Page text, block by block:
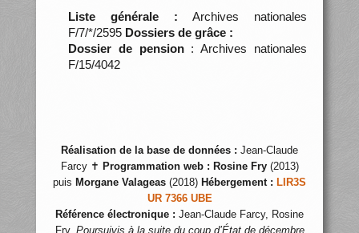
Liste générale : Archives nationales
F/7/*/2595 Dossiers de grâce :
Dossier de pension: Archives nationales
F/15/4042
Réalisation de la base de données : Jean-Claude
Farcy ✝ Programmation web : Rosine Fry(2013)
puis Morgane Valageas (2018) Hébergement : LIR3S
UR 7366 UBE
Référence électronique : Jean-Claude Farcy, Rosine
Fry, Poursuivis à la suite du coup d’État de décembre